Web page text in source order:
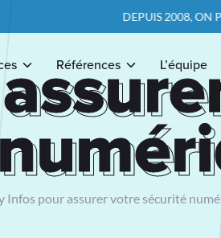
DEPUIS 2008, ON POSE LES
Références L’équipe
Infos pour assurer votre sécurité